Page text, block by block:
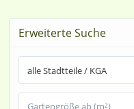
Erweiterte Suche
alle Stadtteile / KGA